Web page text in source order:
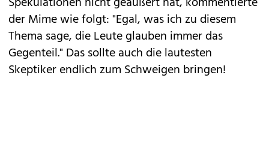
der Mime wie folgt: "Egal, was ich zu diesem
Thema sage, die Leute glauben immer das
Gegenteil." Das sollte auch die lautesten
Skeptiker endlich zum Schweigen bringen!